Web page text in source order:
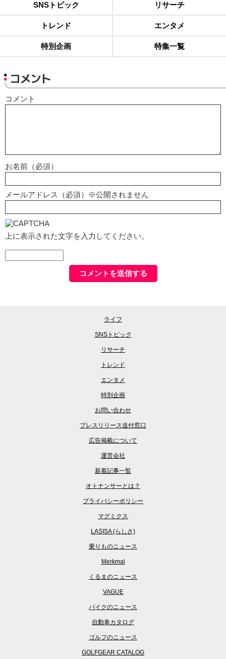
SNSトピック リサーチ
トレンド エンタメ
特別企画 特集一覧
コメント
コメント
お名前（必須）
メールアドレス（必須）※公開されません
上に表示された文字を入力してください。
ライフ
SNSトピック
リサーチ
トレンド
エンタメ
特別企画
お問い合わせ
プレスリリース送付窓口
広告掲載について
運営会社
新着記事一覧
オトナンサーとは？
プライバシーポリシー
マグミクス
LASISA (らしさ)
乗りものニュース
Merkmal
くるまのニュース
VAGUE
バイクのニュース
自動車カタログ
ゴルフのニュース
GOLFGEAR CATALOG